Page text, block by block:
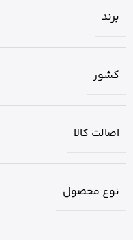
برند
کشور
اصالت کالا
نوع محصول